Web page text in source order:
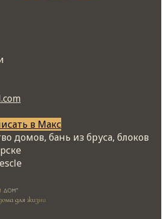
в Макс
домов, бань из бруса, блоков